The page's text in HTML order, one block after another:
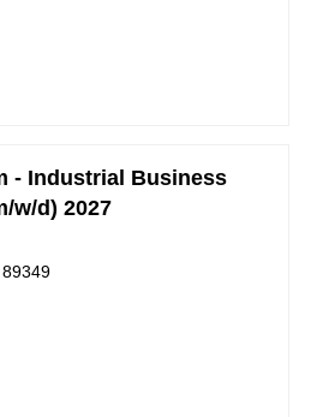
- Industrial Business
w/d) 2027
89349